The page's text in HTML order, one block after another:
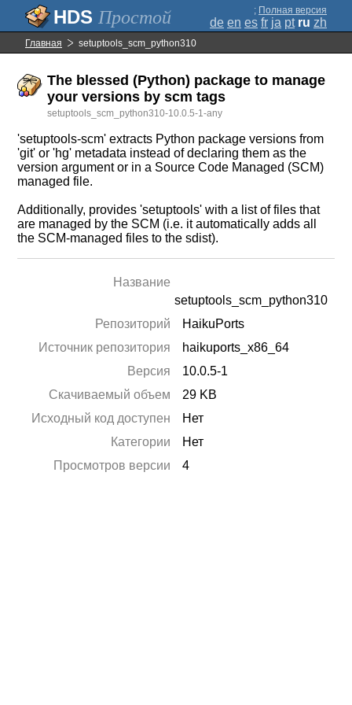
Простой ; Полная версия
de en es fr ja pt ru zh
Главная setuptools_scm_python310
The blessed (Python) package to manage
your versions by scm tags
setuptools_scm_python310-10.0.5-1-any
'setuptools-scm' extracts Python package versions from
'git' or 'hg' metadata instead of declaring them as the
version argument or in a Source Code Managed (SCM)
managed file.
Additionally, provides 'setuptools' with a list of files that
are managed by the SCM (i.e. it automatically adds all
the SCM-managed files to the sdist).
Название
setuptools_scm_python310
Репозиторий
HaikuPorts
Источник репозитория
haikuports_x86_64
Версия
10.0.5-1
Скачиваемый объем
29 KB
Исходный код доступен
Нет
Категории
Нет
Просмотров версии
4